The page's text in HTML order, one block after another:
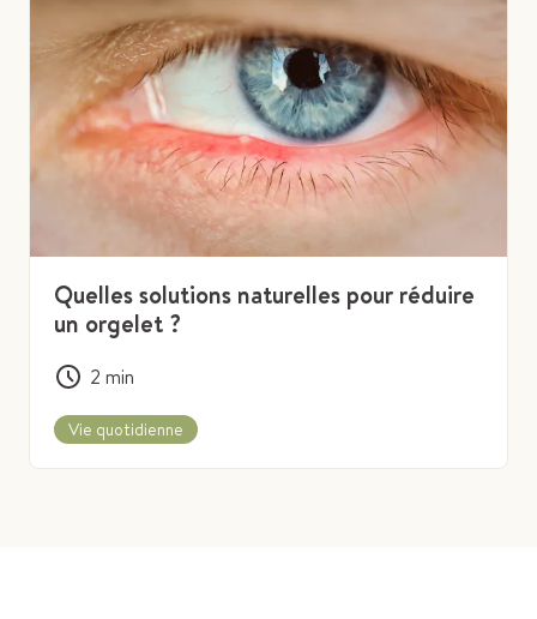
Quelles solutions naturelles pour réduire
un orgelet ?
2 min
Vie quotidienne